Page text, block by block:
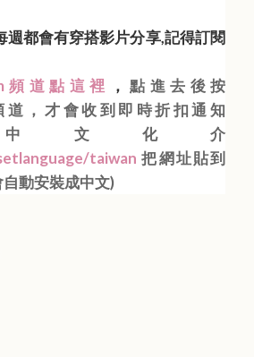
週都會有穿搭影片分享,記得訂閱
頻道點這裡 ， 點進去後按
道，才會收到即時折扣通知
中文化介
taiwan 把網址貼到
動安裝成中文)